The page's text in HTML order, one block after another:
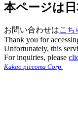
本ページは
お問い合わせはこち
Thank you for
Unfortunately, this
For inquiries, please
Kakao piccoma Corp.